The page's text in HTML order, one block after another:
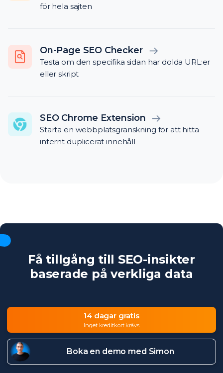
för hela sajten
On-Page SEO Checker
Testa om den specifika sidan har dolda URL:er
eller skript
SEO Chrome Extension
Starta en webbplatsgranskning för att hitta
internt duplicerat innehåll
Få tillgång till SEO-insikter
baserade på verkliga data
14 dagar gratis
Inget kreditkort krävs
Boka en demo med Simon